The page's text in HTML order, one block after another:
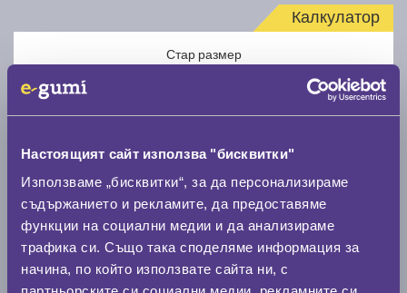
Настоящият сайт използва "бисквитки"
Използваме „бисквитки“, за да персонализираме
съдържанието и рекламите, да предоставяме
функции на социални медии и да анализираме
трафика си. Също така споделяме информация за
начина, по който използвате сайта ни, с
Калкулатор
Стар размер
Нов размер